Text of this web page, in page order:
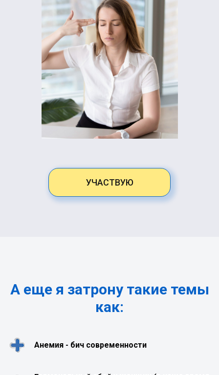
УЧАСТВУЮ
А еще я затрону такие темы
как:
Анемия - бич современности